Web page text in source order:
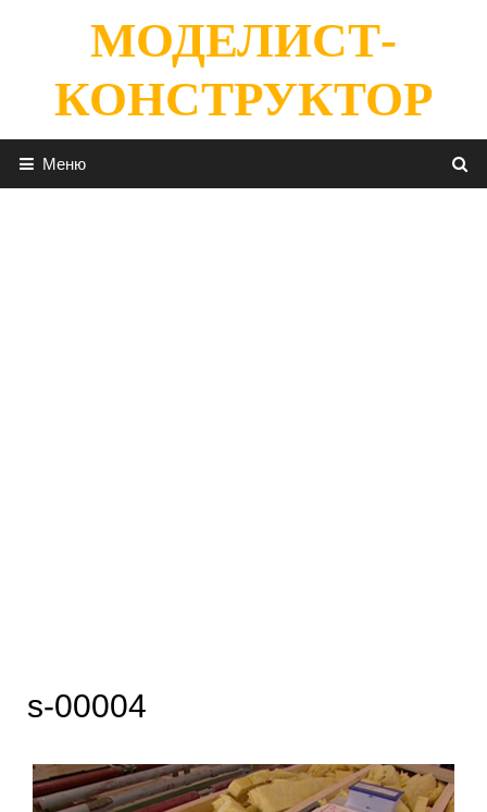
содержимомуМОДЕЛИСТ-
КОНСТРУКТОР
Меню
s-00004